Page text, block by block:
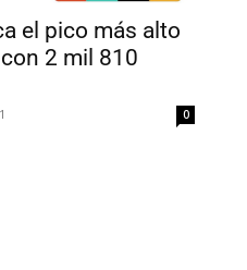
el pico más alto
2 mil 810
0